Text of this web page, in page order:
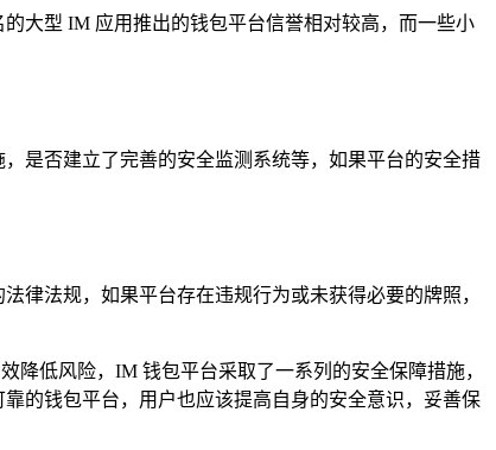
大型 IM 应用推出的钱包平台信誉相对较高，而一些小
是否建立了完善的安全监测系统等，如果平台的安全措
律法规，如果平台存在违规行为或未获得必要的牌照，
低风险，IM 钱包平台采取了一系列的安全保障措施，
的钱包平台，用户也应该提高自身的安全意识，妥善保